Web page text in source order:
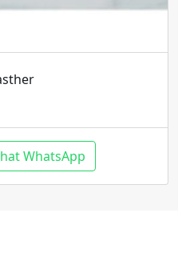
WhatsApp